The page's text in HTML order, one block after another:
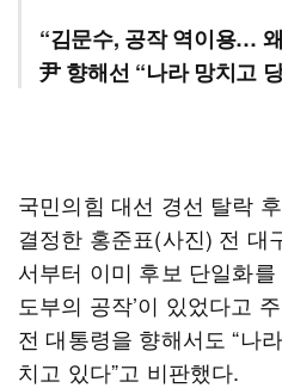
“김문수, 공작 역이용…
尹 향해선 “나라 망치고
국민의힘 대선 경선 탈락
결정한 홍준표(사진) 전 대
서부터 이미 후보 단일화
도부의 공작’이 있었다고
전 대통령을 향해서도 “나
치고 있다”고 비판했다.